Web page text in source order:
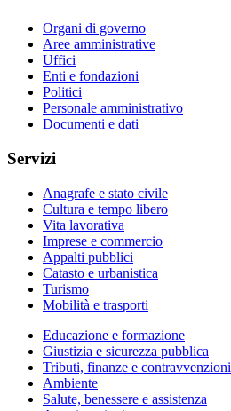
Organi di governo
Aree amministrative
Uffici
Enti e fondazioni
Politici
Personale amministrativo
Documenti e dati
Servizi
Anagrafe e stato civile
Cultura e tempo libero
Vita lavorativa
Imprese e commercio
Appalti pubblici
Catasto e urbanistica
Turismo
Mobilità e trasporti
Educazione e formazione
Giustizia e sicurezza pubblica
Tributi, finanze e contravvenzioni
Ambiente
Salute, benessere e assistenza